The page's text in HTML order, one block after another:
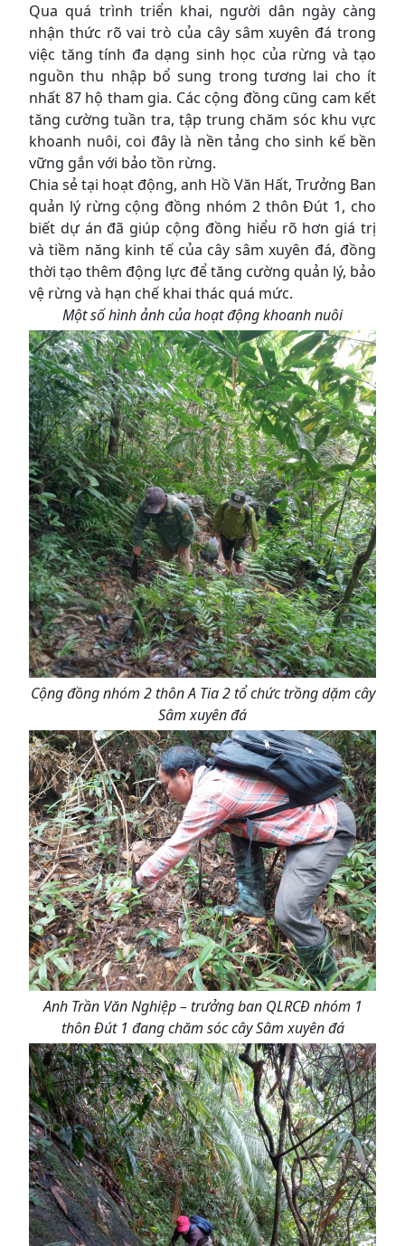
Qua quá trình triển khai, người dân ngày càng
nhận thức rõ vai trò của cây sâm xuyên đá trong
việc tăng tính đa dạng sinh học của rừng và tạo
nguồn thu nhập bổ sung trong tương lai cho ít
nhất 87 hộ tham gia. Các cộng đồng cũng cam kết
tăng cường tuần tra, tập trung chăm sóc khu vực
khoanh nuôi, coi đây là nền tảng cho sinh kế bền
vững gắn với bảo tồn rừng.
Chia sẻ tại hoạt động, anh Hồ Văn Hất, Trưởng Ban
quản lý rừng cộng đồng nhóm 2 thôn Đút 1, cho
biết dự án đã giúp cộng đồng hiểu rõ hơn giá trị
và tiềm năng kinh tế của cây sâm xuyên đá, đồng
thời tạo thêm động lực để tăng cường quản lý, bảo
vệ rừng và hạn chế khai thác quá mức.
Một số hình ảnh của hoạt động khoanh nuôi
Cộng đồng nhóm 2 thôn A Tia 2 tổ chức trồng dặm cây
Sâm xuyên đá
Anh Trần Văn Nghiệp – trưởng ban QLRCĐ nhóm 1
thôn Đút 1 đang chăm sóc cây Sâm xuyên đá